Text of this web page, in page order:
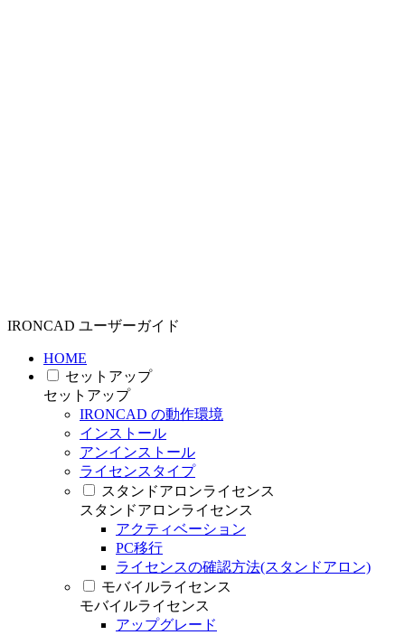
IRONCAD ユーザーガイド
HOME
セットアップ
セットアップ
IRONCAD の動作環境
インストール
アンインストール
ライセンスタイプ
スタンドアロンライセンス
スタンドアロンライセンス
アクティベーション
PC移行
ライセンスの確認方法(スタンドアロン)
モバイルライセンス
モバイルライセンス
アップグレード